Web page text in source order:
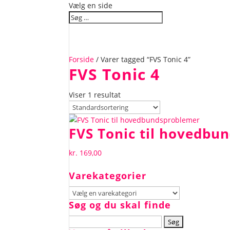
Vælg en side
Forside / Varer tagged “FVS Tonic 4”
FVS Tonic 4
Viser 1 resultat
FVS Tonic til
kr. 169,00
Varekategorier
Søg og du skal finde